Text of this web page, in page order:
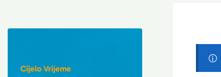
Cijelo Vrijeme